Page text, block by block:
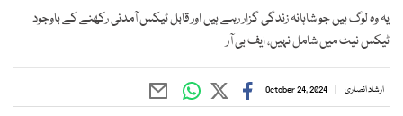
یہ وہ لوگ ہیں جو شاہانہ زندگی گزار رہے ہیں اور قابل ٹیکس آمدنی رکھنے کے باوجود
ٹیکس نیٹ میں شامل نہیں، ایف بی آر
ارشاد انصاری October 24, 2024